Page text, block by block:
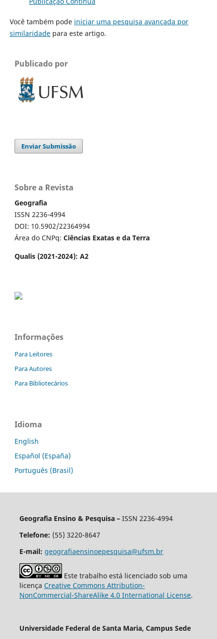
Você também pode iniciar uma pesquisa avançada por
similaridadepara este artigo.
Publicado por
Enviar Submissão
Sobre a Revista
Geografia
ISSN 2236-4994
DOI: 10.5902/22364994
Área do CNPq: Ciências Exatas e da Terra
Qualis (2021-2024): A2
Informações
Para Leitores
Para Autores
Para Bibliotecários
Idioma
English
Español (España)
Português (Brasil)
Geografia Ensino & Pesquisa – ISSN 2236-4994
Telefone: (55) 3220-8647
E-mail: geografiaensinoepesquisa@ufsm.br
Este trabalho está licenciado sob uma
licença Creative Commons Attribution-
NonCommercial-ShareAlike 4.0 International License.
Universidade Federal de Santa Maria, Campus Sede